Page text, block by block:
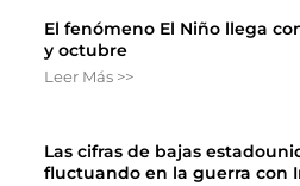
El fenómeno El Niño llega
y octubre
Leer Más >>
Las cifras de bajas
fluctuando en la guerra con